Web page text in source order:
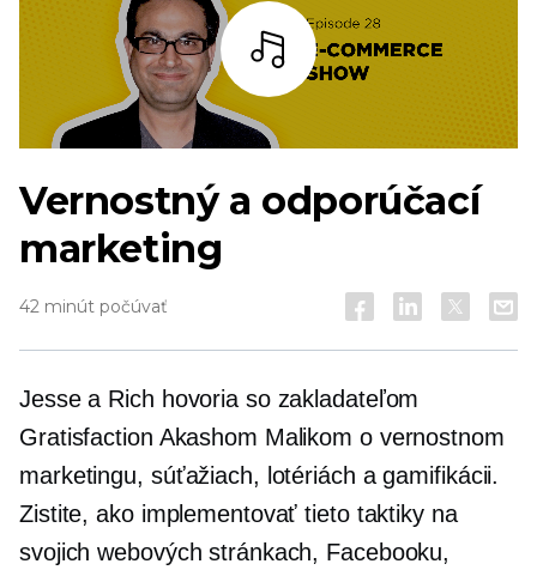
počúvať
Vernostný a odporúčací
marketing
42 minút počúvať
Jesse a Rich hovoria so zakladateľom
Gratisfaction Akashom Malikom o vernostnom
marketingu, súťažiach, lotériách a gamifikácii.
Zistite, ako implementovať tieto taktiky na
svojich webových stránkach, Facebooku,